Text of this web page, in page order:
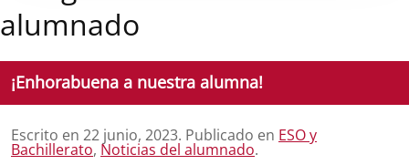
alumnado
¡Enhorabuena a nuestra alumna!
Escrito en 22 junio, 2023. Publicado en ESO y
Bachillerato, Noticias del alumnado.